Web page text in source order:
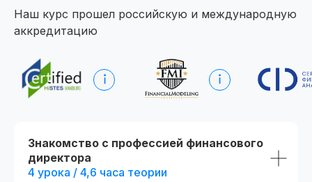
Наш курс прошел российскую и международную
аккредитацию
Знакомство с профессией финансового
директора
4 урока / 4,6 часа теории
сегодня
Получите полную программу курса
погрузиться в обучение и принять
обоснованное решение без лишних
сомнений